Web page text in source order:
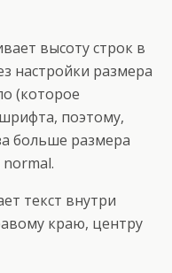
высоту строк в
настройки размера
(которое
поэтому,
больше размера
текст внутри
краю, центру